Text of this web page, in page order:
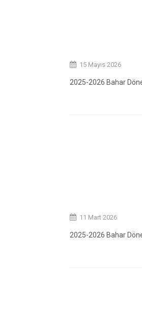
15 Mayıs 2026
2025-2026 Bahar
11 Mart 2026
2025-2026 Bahar